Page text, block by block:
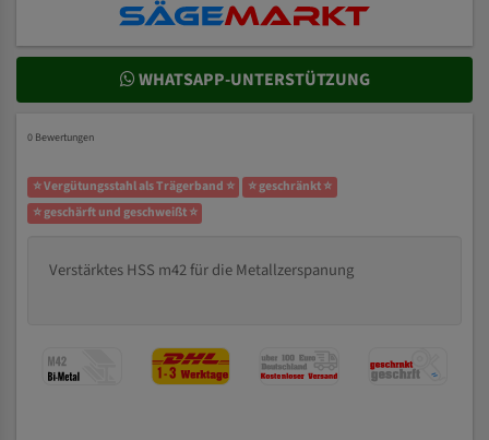
WHATSAPP-UNTERSTÜTZUNG
0 Bewertungen
⭐ Vergütungsstahl als Trägerband ⭐
⭐ geschränkt ⭐
⭐ geschärft und geschweißt ⭐
Verstärktes HSS m42 für die Metallzerspanung